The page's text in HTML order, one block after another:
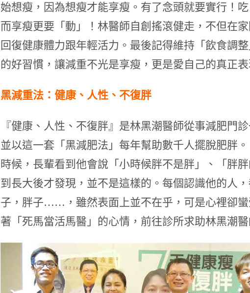
始想瘦，因為想瘦才能享瘦。有了念頭就要實行！吃
而享瘦更要「動」！林醫師自創搖滾健走，不但在
回復健康體力跟年輕活力。最後記得維持「飲食調整
的好習慣，讓減重不光是享瘦，更是愛自己的真正表
黑減重法：健康、人性、不復胖
『健康、人性、不復胖』是林黑潮醫師從事減肥門
並以這一套「黑減肥法」每年幫助數千人擺脫肥胖
時候，長輩看到他會說「小時候胖不是胖」、「胖
到長大後才發現，並不是這樣的。每個認識他的人
子，胖子……，雖然表面上並不在乎，可是心裡卻
著「死馬當活馬醫」的心情，前往診所求助林黑潮醫